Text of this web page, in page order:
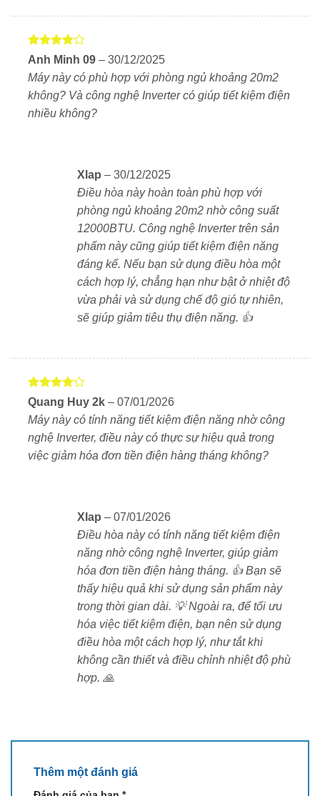
Hàng mới 100% cùng chế độ bảo hành hậu mãi vượt
trội là địa chỉ đáng tin cậy để anh em mua hàng
Được
45 sao
Anh Minh 09 – 30/12/2025
Máy này có phù hợp với phòng ngủ khoảng 20m2
không? Và công nghệ Inverter có giúp tiết kiệm điện
nhiều không?
Xlap – 30/12/2025
Điều hòa này hoàn toàn phù hợp với
phòng ngủ khoảng 20m2 nhờ công suất
12000BTU. Công nghệ Inverter trên sản
phẩm này cũng giúp tiết kiệm điện năng
đáng kể. Nếu bạn sử dụng điều hòa một
cách hợp lý, chẳng hạn như bật ở nhiệt độ
vừa phải và sử dụng chế độ gió tự nhiên,
sẽ giúp giảm tiêu thụ điện năng. 👍
Được
xếp hạng
45 sao
Quang Huy 2k – 07/01/2026
Máy này có tính năng tiết kiệm điện năng nhờ công
nghệ Inverter, điều này có thực sự hiệu quả trong
việc giảm hóa đơn tiền điện hàng tháng không?
Xlap – 07/01/2026
Điều hòa này có tính năng tiết kiệm điện
năng nhờ công nghệ Inverter, giúp giảm
hóa đơn tiền điện hàng tháng. 👍 Bạn sẽ
thấy hiệu quả khi sử dụng sản phẩm này
trong thời gian dài. 💡 Ngoài ra, để tối ưu
hóa việc tiết kiệm điện, bạn nên sử dụng
điều hòa một cách hợp lý, như tắt khi
không cần thiết và điều chỉnh nhiệt độ phù
hợp. 🙏
Thêm một đánh giá